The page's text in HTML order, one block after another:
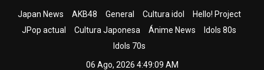
Japan News AKB48 General Cultura idol
Hello! Project
JPop actual
Cultura Japonesa Ánime News
Idols 80s
Idols 70s
06 Ago, 2026 4:49:10 AM